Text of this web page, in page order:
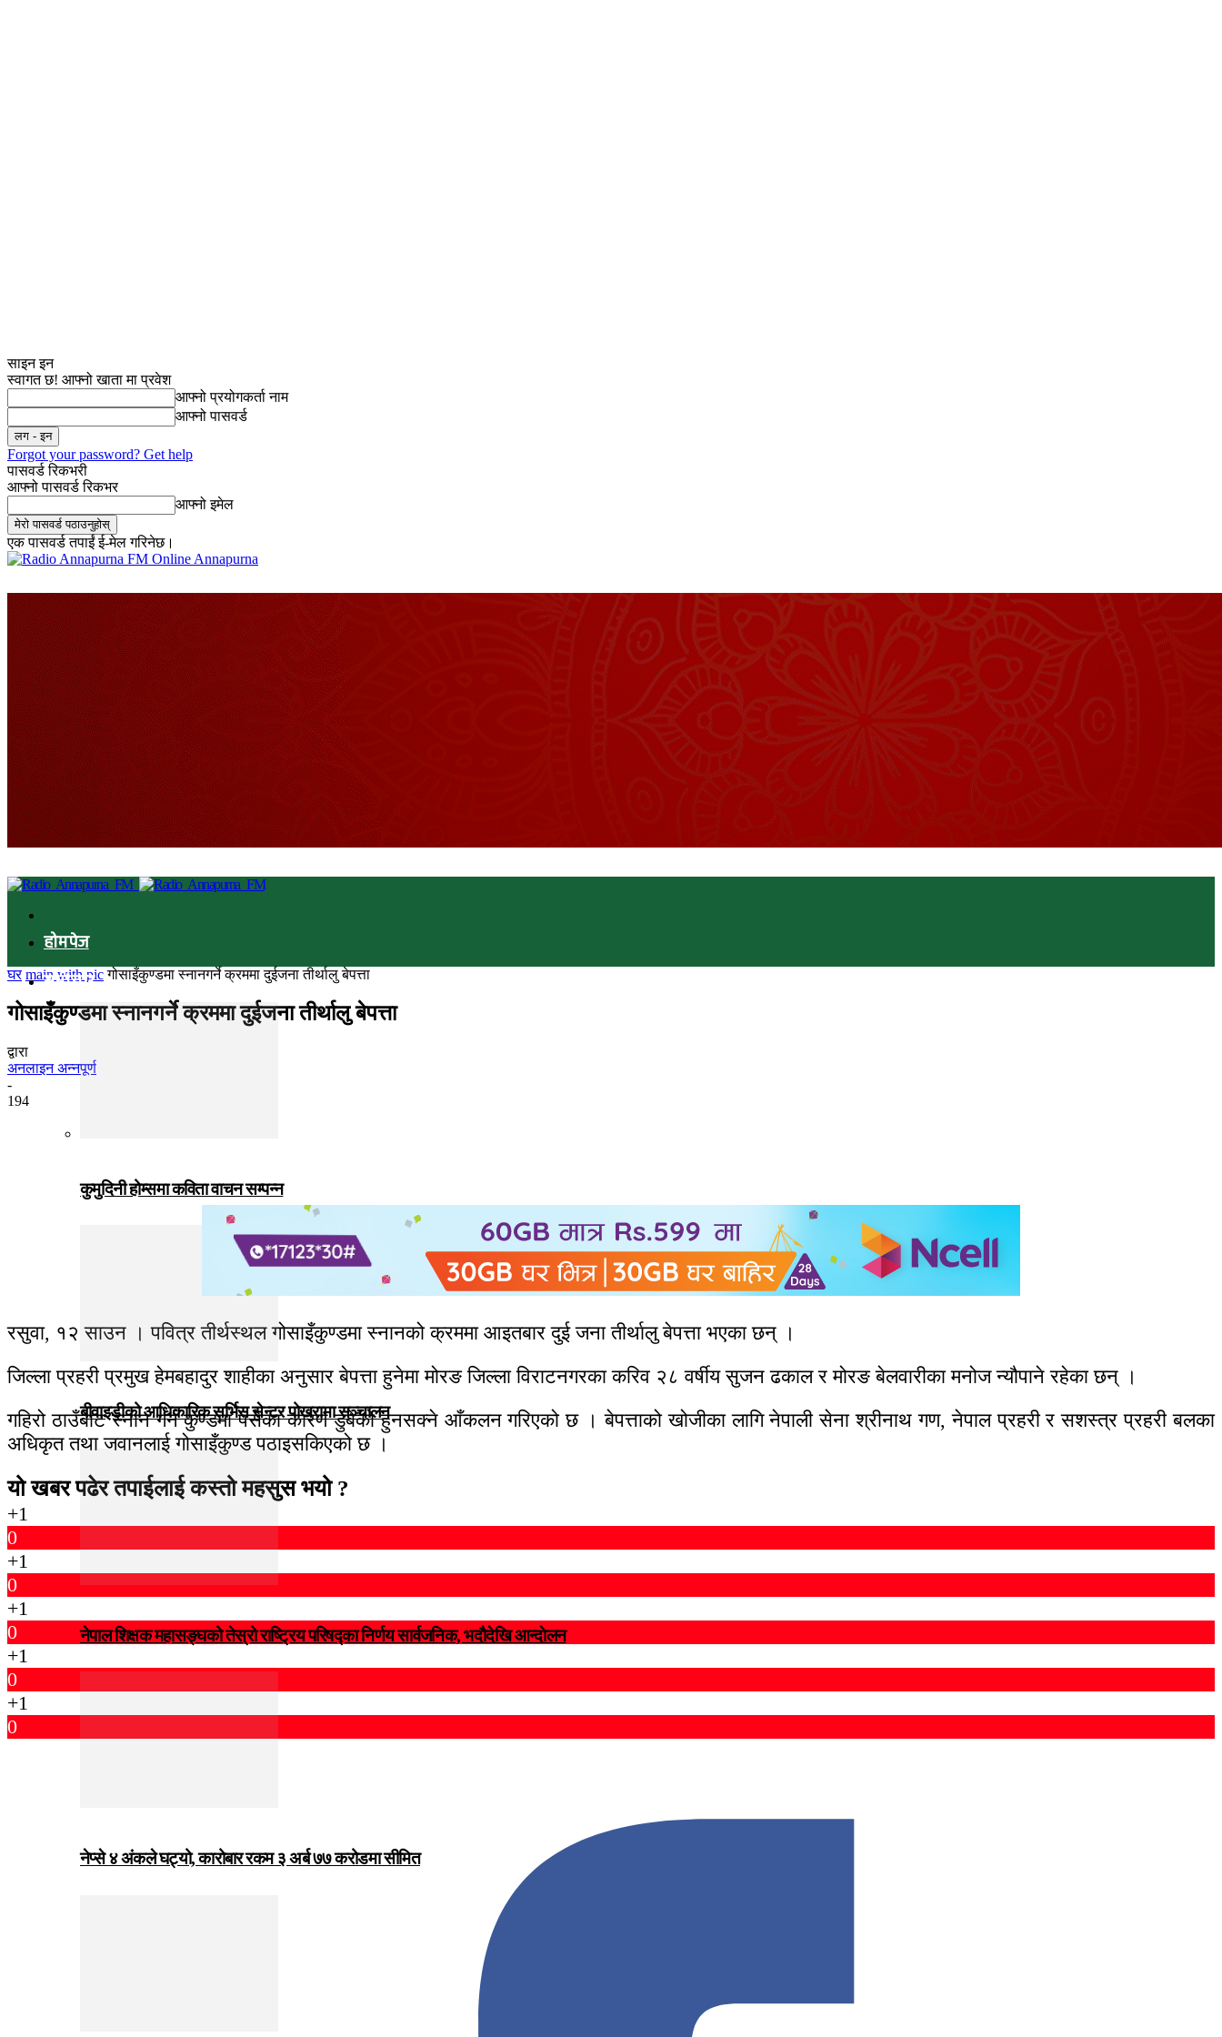
साइन इन
स्वागत छ! आफ्नो खाता मा प्रवेश
आफ्नो प्रयोगकर्ता नाम
आफ्नो पासवर्ड
Forgot your password? Get help
पासवर्ड रिकभरी
आफ्नो पासवर्ड रिकभर
आफ्नो इमेल
एक पासवर्ड तपाईं ई-मेल गरिनेछ।
Online Annapurna
होमपेज
समाचार
कुमुदिनी होम्समा कविता वाचन सम्पन्न
बीवाइडीको आधिकारिक सर्भिस सेन्टर पोखरामा सञ्चालन
नेपाल शिक्षक महासङ्घको तेस्रो राष्ट्रिय परिषद्का निर्णय सार्वजनिक, भदाैदेखि आन्दाेलन
नेप्से ४ अंकले घट्यो, कारोबार रकम ३ अर्ब ७७ करोडमा सीमित
घर main with pic गोसाइँकुण्डमा स्नानगर्ने क्रममा दुईजना तीर्थालु बेपत्ता
गोसाइँकुण्डमा स्नानगर्ने क्रममा दुईजना तीर्थालु बेपत्ता
द्वारा
अनलाइन अन्नपूर्ण
-
194
रसुवा, १२ साउन । पवित्र तीर्थस्थल गोसाइँकुण्डमा स्नानको क्रममा आइतबार दुई जना तीर्थालु बेपत्ता भएका छन् ।
जिल्ला प्रहरी प्रमुख हेमबहादुर शाहीका अनुसार बेपत्ता हुनेमा मोरङ जिल्ला विराटनगरका करिव २८ वर्षीय सुजन ढकाल र मोरङ बेलवारीका मनोज न्यौपाने रहेका छन् ।
गहिरो ठाउँबाट स्नान गर्न कुण्डमा पसेका कारण डुबेको हुनसक्ने आँकलन गरिएको छ । बेपत्ताको खोजीका लागि नेपाली सेना श्रीनाथ गण, नेपाल प्रहरी र सशस्त्र प्रहरी बलका
अधिकृत तथा जवानलाई गोसाइँकुण्ड पठाइसकिएको छ ।
यो खबर पढेर तपाईलाई कस्तो महसुस भयो ?
+1
0
+1
0
+1
0
+1
0
+1
0